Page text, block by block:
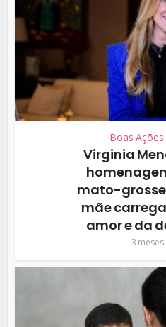
Boas Ações
Virginia
mato-
mãe
amor e da
3